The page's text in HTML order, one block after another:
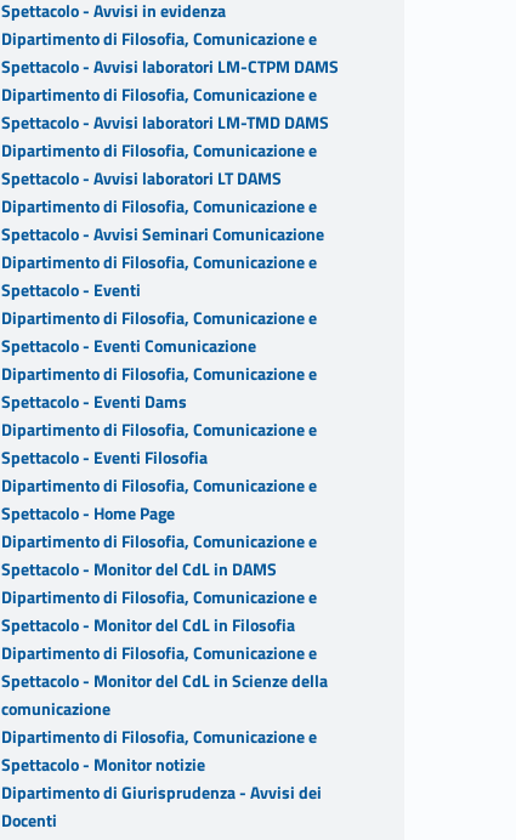
Spettacolo - Avvisi in evidenza
Dipartimento di Filosofia, Comunicazione e
Spettacolo - Avvisi laboratori LM-CTPM DAMS
Dipartimento di Filosofia, Comunicazione e
Spettacolo - Avvisi laboratori LM-TMD DAMS
Dipartimento di Filosofia, Comunicazione e
Spettacolo - Avvisi laboratori LT DAMS
Dipartimento di Filosofia, Comunicazione e
Spettacolo - Avvisi Seminari Comunicazione
Dipartimento di Filosofia, Comunicazione e
Spettacolo - Eventi
Dipartimento di Filosofia, Comunicazione e
Spettacolo - Eventi Comunicazione
Dipartimento di Filosofia, Comunicazione e
Spettacolo - Eventi Dams
Dipartimento di Filosofia, Comunicazione e
Spettacolo - Eventi Filosofia
Dipartimento di Filosofia, Comunicazione e
Spettacolo - Home Page
Dipartimento di Filosofia, Comunicazione e
Spettacolo - Monitor del CdL in DAMS
Dipartimento di Filosofia, Comunicazione e
Spettacolo - Monitor del CdL in Filosofia
Dipartimento di Filosofia, Comunicazione e
Spettacolo - Monitor del CdL in Scienze della
comunicazione
Dipartimento di Filosofia, Comunicazione e
Spettacolo - Monitor notizie
Dipartimento di Giurisprudenza - Avvisi dei
Docenti